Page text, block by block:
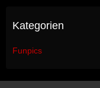
Kategorien
Funpics